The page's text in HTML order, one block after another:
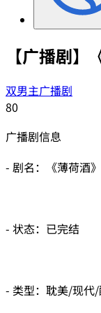
【广播剧
双男主广播剧
80
广播剧信息
- 剧名：《薄荷酒》
- 状态：已完结
- 类型：耽美/现